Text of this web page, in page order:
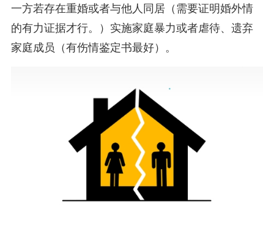
一方若存在重婚或者与他人同居（需要证明婚外情
的有力证据才行。）实施家庭暴力或者虐待、遗弃
家庭成员（有伤情鉴定书最好）。